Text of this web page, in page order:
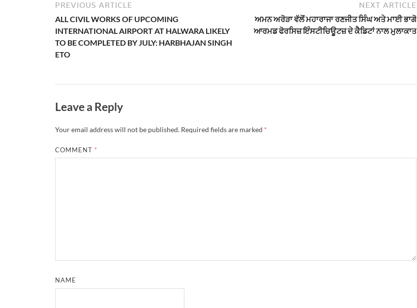
PREVIOUS ARTICLE
ALL CIVIL WORKS OF UPCOMING
INTERNATIONAL AIRPORT AT HALWARA LIKELY
TO BE COMPLETED BY JULY: HARBHAJAN SINGH
ETO
NEXT ARTICLE
ਅਮਨ ਅਰੋੜਾ ਵੱਲੋਂ ਮਹਾਰਾਜਾ ਰਣਜੀਤ ਸਿੰਘ ਅਤੇ ਮਾਈ ਭਾਗੋ
ਆਰਮਡ ਫੋਰਸਿਜ਼ ਇੰਸਟੀਚਿਊਟਜ਼ ਦੇ ਕੈਡਿਟਾਂ ਨਾਲ ਮੁਲਾਕਾਤ
Leave a Reply
Your email address will not be published. Required fields are marked *
COMMENT *
NAME